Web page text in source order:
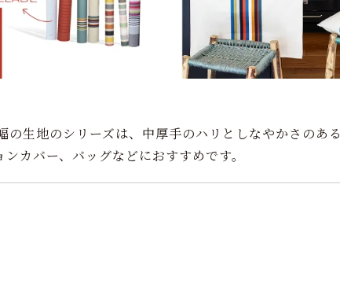
生地のシリーズは、中厚手のハリとしなやかさのある
カバー、バッグなどにおすすめです。